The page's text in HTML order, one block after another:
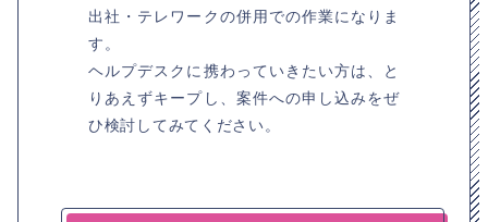
出社・テレワークの併用での作業になりま
す。
ヘルプデスクに携わっていきたい方は、と
りあえずキープし、案件への申し込みをぜ
ひ検討してみてください。